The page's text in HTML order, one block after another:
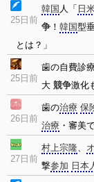
25日前
韓国 人「 日
争 ！ 韓国型
とは？」
25日前
歯の自費診
大 競争激化
26日前
歯の治療 保
治療 ・審美
27日前
村上宗隆、
撃参加 日本